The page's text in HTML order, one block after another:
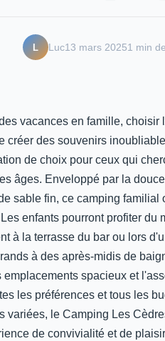
L Luc13 mars 20251 min
vacances en famille, choisir
créer des souvenirs
de choix pour ceux qui
âges. Enveloppé par la
sable fin, ce camping familial
enfants pourront profiter du
à la terrasse du bar ou lors
à des après-midis de
spacieux et
les préférences et tous les
variées, le Camping Les
de convivialité et de